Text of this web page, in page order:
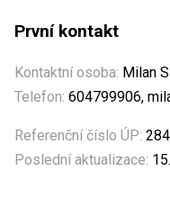
První kontakt
Kontaktní osoba: Milan
Telefon: 604799906,
Referenční číslo ÚP:
Poslední aktualizace: